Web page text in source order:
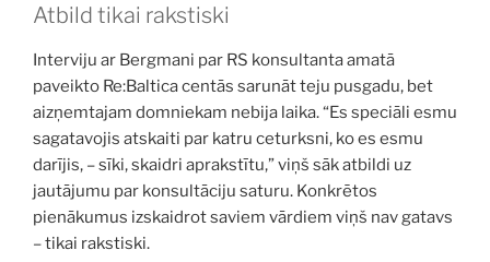
Atbild tikai rakstiski
Interviju ar Bergmani par RS konsultanta amatā
paveikto Re:Baltica centās sarunāt teju pusgadu, bet
aizņemtajam domniekam nebija laika. “Es speciāli esmu
sagatavojis atskaiti par katru ceturksni, ko es esmu
darījis, – sīki, skaidri aprakstītu,” viņš sāk atbildi uz
jautājumu par konsultāciju saturu. Konkrētos
pienākumus izskaidrot saviem vārdiem viņš nav gatavs
– tikai rakstiski.